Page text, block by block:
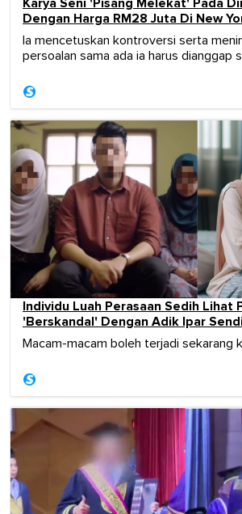
Karya Seni 'Pisang Melekat' Pada
Dengan Harga RM28 Juta Di New
Ia mencetuskan kontroversi serta
persoalan sama ada ia harus dianggap
Individu Luah Perasaan Sedih Lihat
'Berskandal' Dengan Adik Ipar
Macam-macam boleh terjadi sekarang